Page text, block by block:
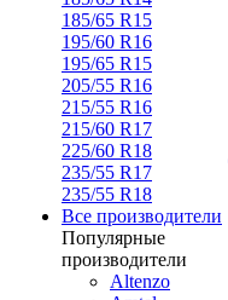
185/65 R15
195/60 R16
195/65 R15
205/55 R16
215/55 R16
215/60 R17
225/60 R18
235/55 R17
235/55 R18
Все производители
Популярные
производители
Altenzo